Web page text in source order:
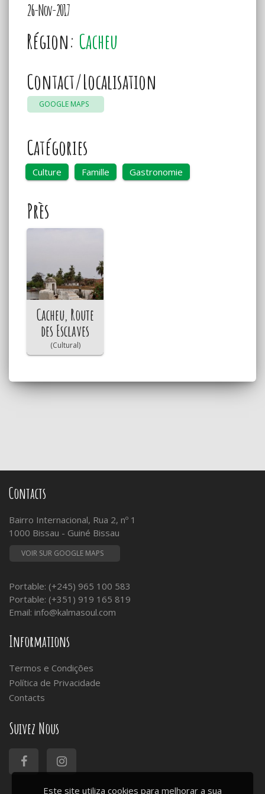
26-Nov-2017
Région: Cacheu
Contact/Localisation
GOOGLE MAPS
Catégories
Culture Famille Gastronomie
Près
Cacheu, Route
des Esclaves
(Cultural)
Contacts
Bairro Internacional, Rua 2, nº 1
1000 Bissau - Guiné Bissau
VOIR SUR GOOGLE MAPS
Portable: (+245) 965 100 583
Portable: (+351) 919 165 819
Email: info@kalmasoul.com
Informations
Termos e Condições
Política de Privacidade
Contacts
Suivez Nous
Este site utiliza cookies para melhorar a sua